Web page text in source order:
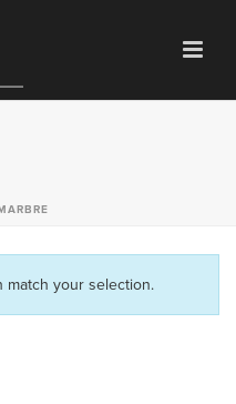
match your selection.